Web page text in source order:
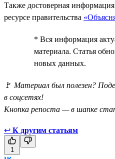
Также достоверная
ресурсе правительства
* Вся информация
материала. Статья
новых данных.
🚩 Материал был полезен?
в соцсетях!
Кнопка репоста — в шапке
↩ К другим статьям
1